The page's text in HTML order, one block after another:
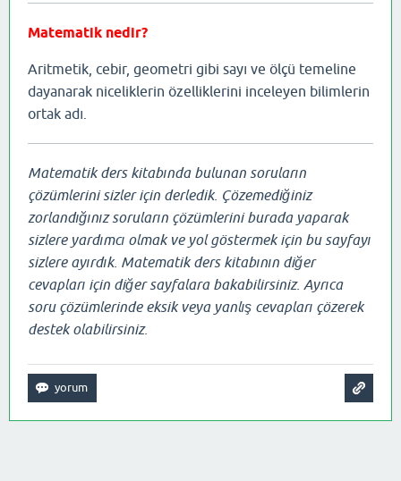
Matematik nedir?
Aritmetik, cebir, geometri gibi sayı ve ölçü temeline
dayanarak niceliklerin özelliklerini inceleyen bilimlerin
ortak adı.
Matematik ders kitabında bulunan soruların
çözümlerini sizler için derledik. Çözemediğiniz
zorlandığınız soruların çözümlerini burada yaparak
sizlere yardımcı olmak ve yol göstermek için bu sayfayı
sizlere ayırdık. Matematik ders kitabının diğer
cevapları için diğer sayfalara bakabilirsiniz. Ayrıca
soru çözümlerinde eksik veya yanlış cevapları çözerek
destek olabilirsiniz.